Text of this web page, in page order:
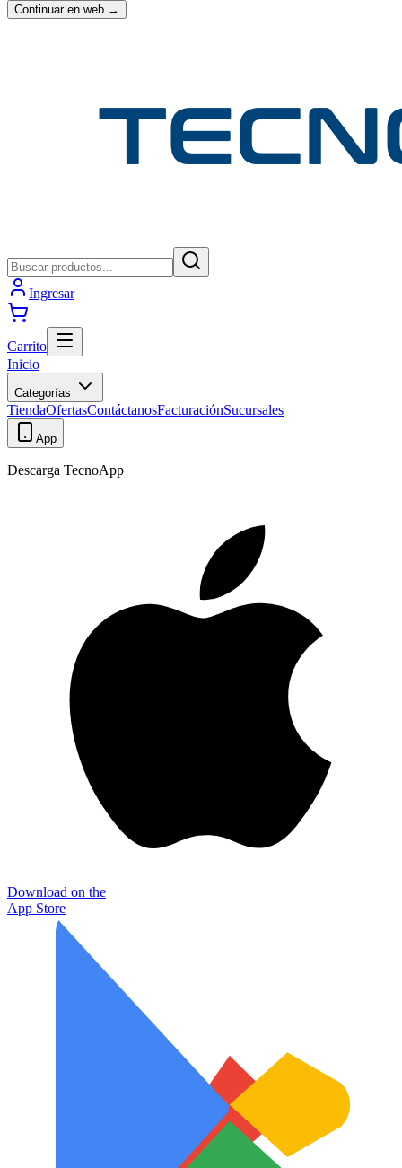
Continuar en web →
Ingresar
Carrito
Inicio
Categorías
TiendaOfertasContáctanosFacturaciónSucursales
App
Descarga TecnoApp
Download on the
App Store